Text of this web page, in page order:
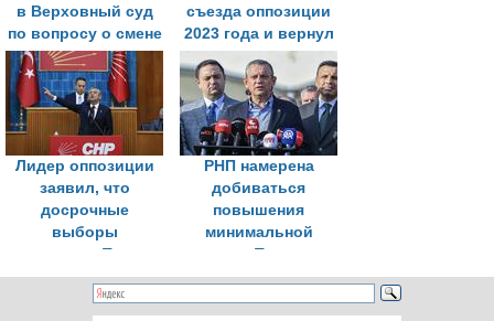
в Верховный суд
по вопросу о смене
руководства
партии
съезда оппозиции
2023 года и вернул
прежнее
руководство
Лидер оппозиции
заявил, что
досрочные
выборы
президента Турции
пройдут осенью
2027 года
РНП намерена
добиваться
повышения
минимальной
пенсии в Турции до
уровня
минимальной